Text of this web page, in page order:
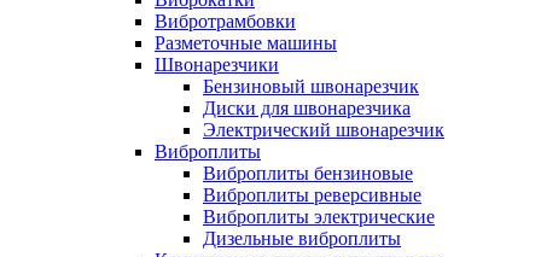
Вибротрамбовки
Разметочные машины
Швонарезчики
Бензиновый швонарезчик
Диски для швонарезчика
Электрический швонарезчик
Виброплиты
Виброплиты бензиновые
Виброплиты реверсивные
Виброплиты электрические
Дизельные виброплиты